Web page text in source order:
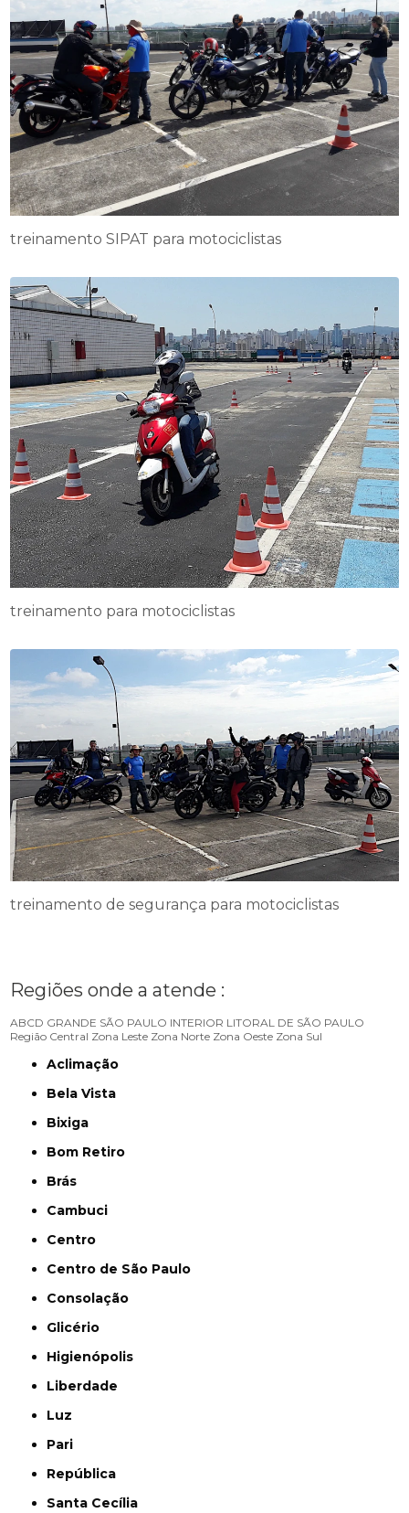
treinamento SIPAT para motociclistas
treinamento para motociclistas
treinamento de segurança para motociclistas
Regiões onde a atende :
ABCD GRANDE SÃO PAULO INTERIOR LITORAL DE SÃO PAULO
Região Central Zona Leste Zona Norte Zona Oeste Zona Sul
Aclimação
Bela Vista
Bixiga
Bom Retiro
Brás
Cambuci
Centro
Centro de São Paulo
Consolação
Glicério
Higienópolis
Liberdade
Luz
Pari
República
Santa Cecília